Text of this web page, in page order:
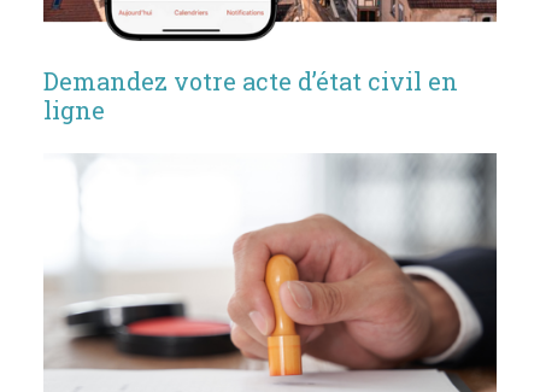
Demandez votre acte d’état civil en
ligne